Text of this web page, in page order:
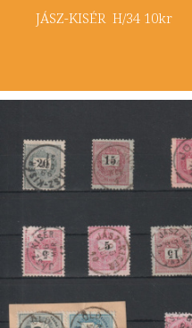
JÁSZ-KISÉR H/